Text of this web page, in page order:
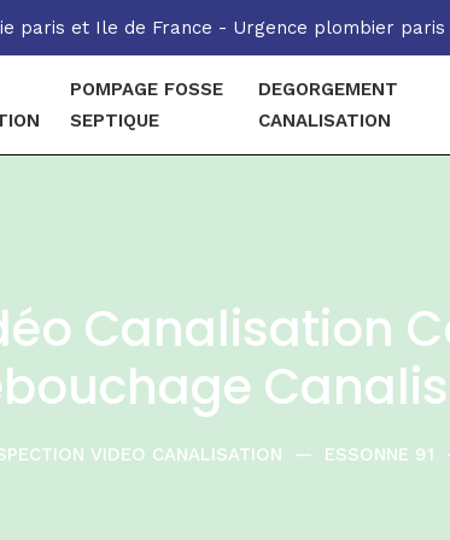
paris et Ile de France - Urgence plombier paris
POMPAGE FOSSE
SEPTIQUE
DEGORGEMENT
CANALISATION
Canalisation
VIDEO CANALISATION — ESSONNE 91